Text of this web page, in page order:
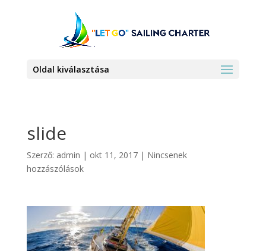
Oldal kiválasztása
slide
Szerző: admin | okt 11, 2017| Nincsenek
hozzászólások